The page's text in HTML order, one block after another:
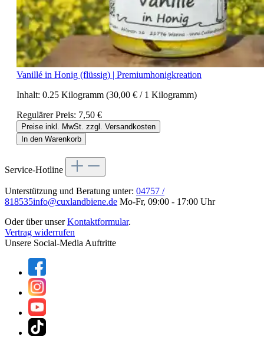
Vanillé in Honig (flüssig) | Premiumhonigkreation
Inhalt: 0.25 Kilogramm (30,00 € / 1 Kilogramm)
Regulärer Preis: 7,50 €
Preise inkl. MwSt. zzgl. Versandkosten
In den Warenkorb
Service-Hotline
Unterstützung und Beratung unter: 04757 /
818535info@cuxlandbiene.de Mo-Fr, 09:00 - 17:00 Uhr
Oder über unserKontaktformular.
Vertrag widerrufen
Unsere Social-Media Auftritte